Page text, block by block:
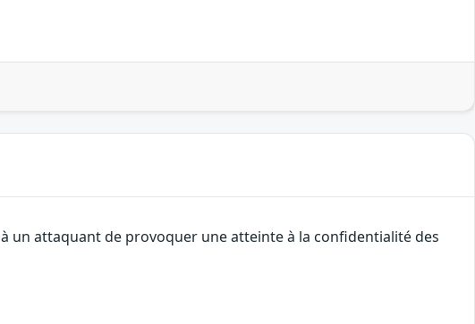
un attaquant de provoquer une atteinte à la confidentialité des